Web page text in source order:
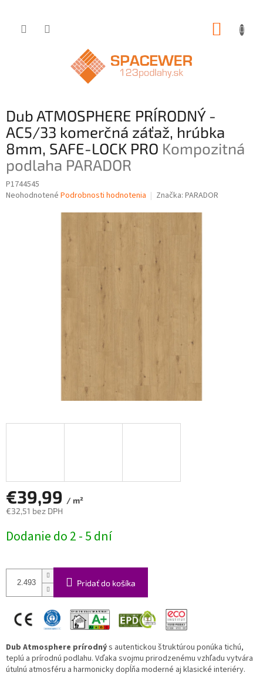
Dub ATMOSPHERE PRÍRODNÝ -
AC5/33 komerčná záťaž, hrúbka
8mm, SAFE-LOCK PRO Kompozitná
podlaha PARADOR
P1744545
Priemerné
Neohodnotené Podrobnosti hodnotenia Značka: PARADOR
€39,99 / m²
€32,51 bez DPH
cena:
Dodanie do 2 - 5 dní
Pridať do košíka
Dub Atmosphere prírodnýs autentickou štruktúrou ponúka tichú,
teplú a prírodnú podlahu. Vďaka svojmu prirodzenému vzhľadu vytvára
útulnú atmosféru a harmonicky dopĺňa moderné aj klasické interiéry.